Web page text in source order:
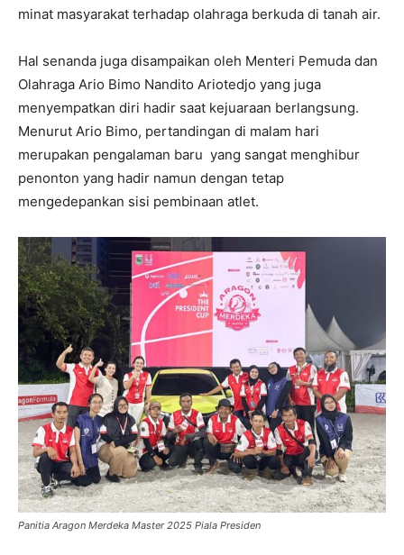
minat masyarakat terhadap olahraga berkuda di tanah air.
Hal senanda juga disampaikan oleh Menteri Pemuda dan
Olahraga Ario Bimo Nandito Ariotedjo yang juga
menyempatkan diri hadir saat kejuaraan berlangsung.
Menurut Ario Bimo, pertandingan di malam hari
merupakan pengalaman baru yang sangat menghibur
penonton yang hadir namun dengan tetap
mengedepankan sisi pembinaan atlet.
Panitia Aragon Merdeka Master 2025 Piala Presiden